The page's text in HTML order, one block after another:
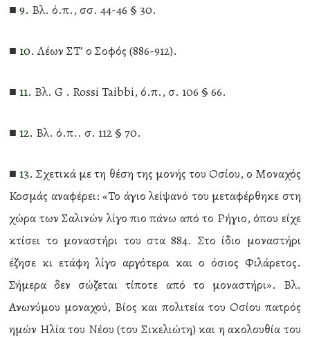
■9. Βλ. ό.π., σσ. 44-46 § 30.
■10. Λέων ΣΤ’ ο Σοφός (886-912).
■11. Βλ. G . Rossi Taibbi, ό.π., σ. 106 § 66.
■12. Βλ. ό.π.. σ. 112 § 70.
■13. Σχετικά με τη θέση της μονής του Οσίου, ο Μοναχός
Κοσμάς αναφέρει: «Το άγιο λείψανό του μεταφέρθηκε στη
χώρα των Σαλινών λίγο πιο πάνω από το Ρήγιο, όπου είχε
κτίσει το μοναστήρι του στα 884. Στο ίδιο μοναστήρι
έζησε κι ετάφη λίγο αργότερα και ο όσιος Φιλάρετος.
Σήμερα δεν σώζεται τίποτε από το μοναστήρι». Βλ.
Ανωνύμου μοναχού, Βίος και πολιτεία του Οσίου πατρός
ημών Ηλία του Νέου (του Σικελιώτη) και η ακολουθία του